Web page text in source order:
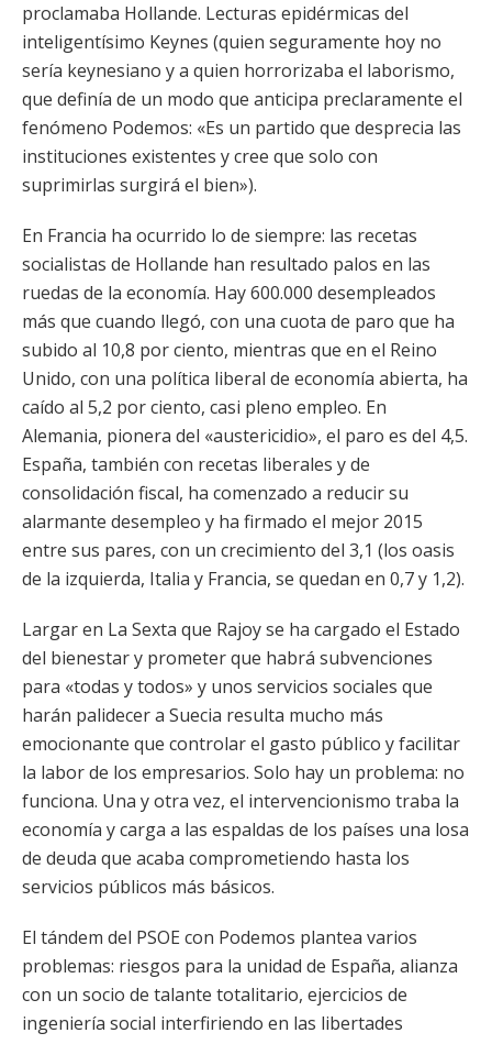
proclamaba Hollande. Lecturas epidérmicas del
inteligentísimo Keynes (quien seguramente hoy no
sería keynesiano y a quien horrorizaba el laborismo,
que definía de un modo que anticipa preclaramente el
fenómeno Podemos: «Es un partido que desprecia las
instituciones existentes y cree que solo con
suprimirlas surgirá el bien»).
En Francia ha ocurrido lo de siempre: las recetas
socialistas de Hollande han resultado palos en las
ruedas de la economía. Hay 600.000 desempleados
más que cuando llegó, con una cuota de paro que ha
subido al 10,8 por ciento, mientras que en el Reino
Unido, con una política liberal de economía abierta, ha
caído al 5,2 por ciento, casi pleno empleo. En
Alemania, pionera del «austericidio», el paro es del 4,5.
España, también con recetas liberales y de
consolidación fiscal, ha comenzado a reducir su
alarmante desempleo y ha firmado el mejor 2015
entre sus pares, con un crecimiento del 3,1 (los oasis
de la izquierda, Italia y Francia, se quedan en 0,7 y 1,2).
Largar en La Sexta que Rajoy se ha cargado el Estado
del bienestar y prometer que habrá subvenciones
para «todas y todos» y unos servicios sociales que
harán palidecer a Suecia resulta mucho más
emocionante que controlar el gasto público y facilitar
la labor de los empresarios. Solo hay un problema: no
funciona. Una y otra vez, el intervencionismo traba la
economía y carga a las espaldas de los países una losa
de deuda que acaba comprometiendo hasta los
servicios públicos más básicos.
El tándem del PSOE con Podemos plantea varios
problemas: riesgos para la unidad de España, alianza
con un socio de talante totalitario, ejercicios de
ingeniería social interfiriendo en las libertades